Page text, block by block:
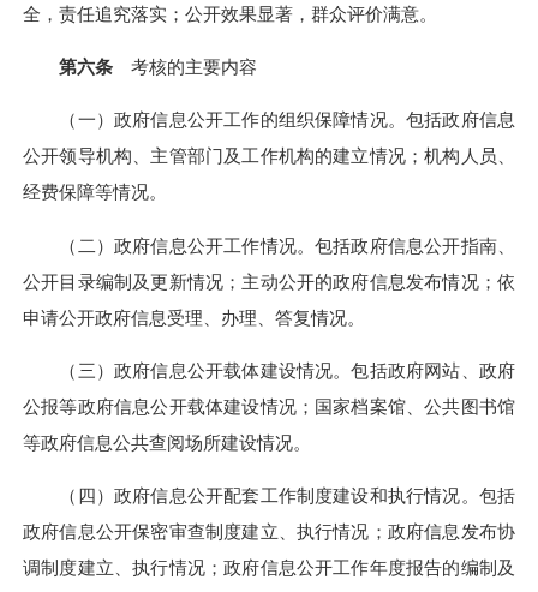
全，责任追究落实；公开效果显著，群众评价满意。
第六条 考核的主要内容
（一）政府信息公开工作的组织保障情况。包括政府信息
公开领导机构、主管部门及工作机构的建立情况；机构人员、
经费保障等情况。
（二）政府信息公开工作情况。包括政府信息公开指南、
公开目录编制及更新情况；主动公开的政府信息发布情况；依
申请公开政府信息受理、办理、答复情况。
（三）政府信息公开载体建设情况。包括政府网站、政府
公报等政府信息公开载体建设情况；国家档案馆、公共图书馆
等政府信息公共查阅场所建设情况。
（四）政府信息公开配套工作制度建设和执行情况。包括
政府信息公开保密审查制度建立、执行情况；政府信息发布协
调制度建立、执行情况；政府信息公开工作年度报告的编制及